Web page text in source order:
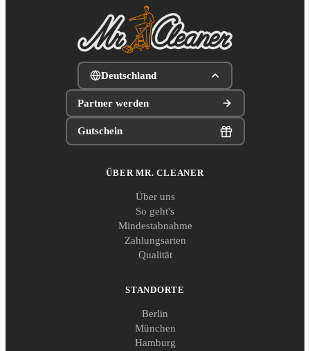
Deutschland
Partner werden
Gutschein
ÜBER MR. CLEANER
Über uns
So geht's
Mindestabnahme
Zahlungsarten
Qualität
STANDORTE
Berlin
München
Hamburg